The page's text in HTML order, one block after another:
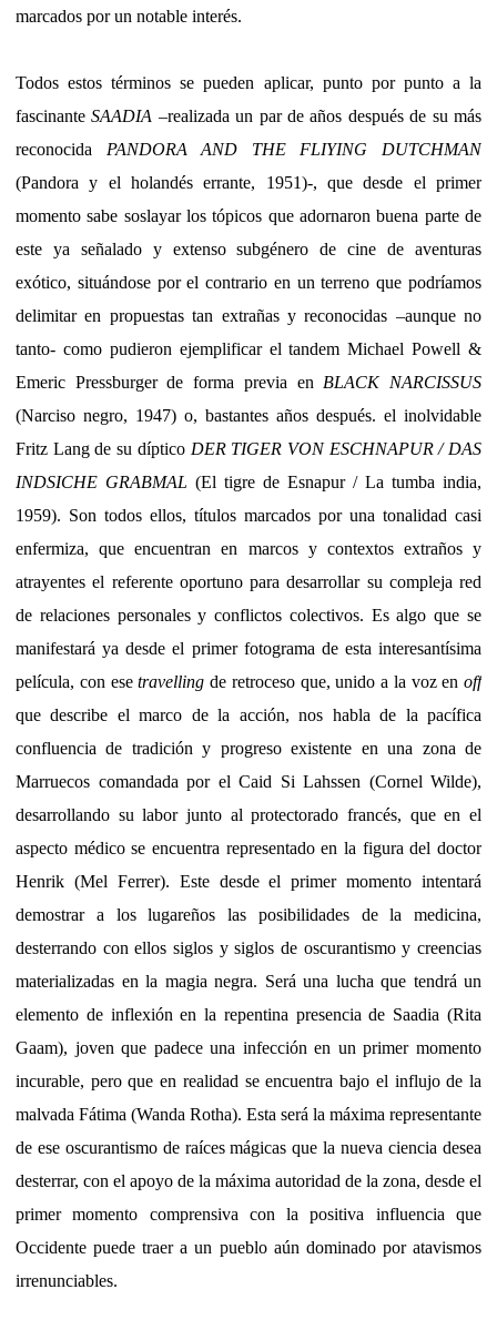
marcados por un notable interés.
Todos estos términos se pueden aplicar, punto por punto a la
fascinanteSAADIA –realizada un par de años después de su más
reconocida PANDORA AND THE FLIYING DUTCHMAN
(Pandora y el holandés errante, 1951)-, que desde el primer
momento sabe soslayar los tópicos que adornaron buena parte de
este ya señalado y extenso subgénero de cine de aventuras
exótico, situándose por el contrario en un terreno que podríamos
delimitar en propuestas tan extrañas y reconocidas –aunque no
tanto- como pudieron ejemplificar el tandem Michael Powell &
Emeric Pressburger de forma previa en BLACK NARCISSUS
(Narciso negro, 1947) o, bastantes años después. el inolvidable
Fritz Lang de su díptico DER TIGER VON ESCHNAPUR / DAS
INDSICHE GRABMAL (El tigre de Esnapur / La tumba india,
1959). Son todos ellos, títulos marcados por una tonalidad casi
enfermiza, que encuentran en marcos y contextos extraños y
atrayentes el referente oportuno para desarrollar su compleja red
de relaciones personales y conflictos colectivos. Es algo que se
manifestará ya desde el primer fotograma de esta interesantísima
película, con esetravelling de retroceso que, unido a la voz en off
que describe el marco de la acción, nos habla de la pacífica
confluencia de tradición y progreso existente en una zona de
Marruecos comandada por el Caid Si Lahssen (Cornel Wilde),
desarrollando su labor junto al protectorado francés, que en el
aspecto médico se encuentra representado en la figura del doctor
Henrik (Mel Ferrer). Este desde el primer momento intentará
demostrar a los lugareños las posibilidades de la medicina,
desterrando con ellos siglos y siglos de oscurantismo y creencias
materializadas en la magia negra. Será una lucha que tendrá un
elemento de inflexión en la repentina presencia de Saadia (Rita
Gaam), joven que padece una infección en un primer momento
incurable, pero que en realidad se encuentra bajo el influjo de la
malvada Fátima (Wanda Rotha). Esta será la máxima representante
de ese oscurantismo de raíces mágicas que la nueva ciencia desea
desterrar, con el apoyo de la máxima autoridad de la zona, desde el
primer momento comprensiva con la positiva influencia que
Occidente puede traer a un pueblo aún dominado por atavismos
irrenunciables.